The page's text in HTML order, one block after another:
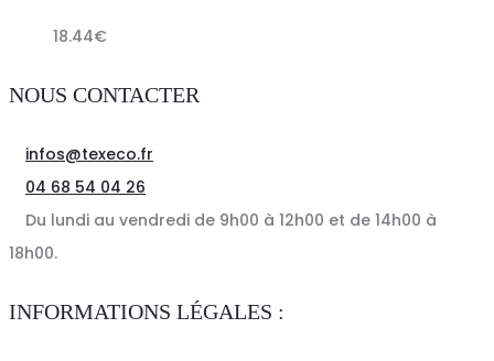
18.44€
NOUS CONTACTER
infos@texeco.fr
04 68 54 04 26
Du lundi au vendredi de 9h00 à 12h00 et de 14h00 à
18h00.
INFORMATIONS LÉGALES :